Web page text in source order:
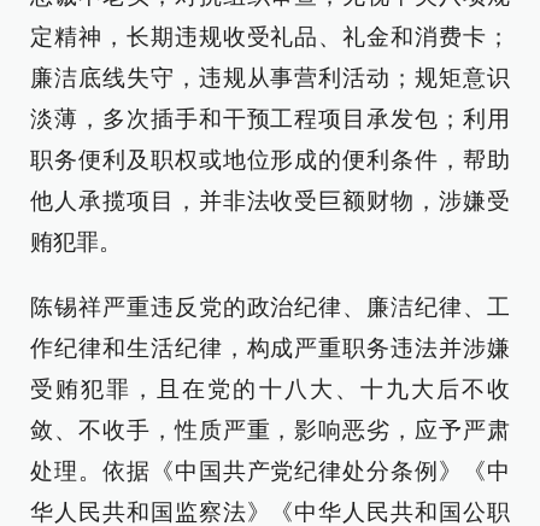
定精神，长期违规收受礼品、礼金和消费卡；
廉洁底线失守，违规从事营利活动；规矩意识
淡薄，多次插手和干预工程项目承发包；利用
职务便利及职权或地位形成的便利条件，帮助
他人承揽项目，并非法收受巨额财物，涉嫌受
贿犯罪。
陈锡祥严重违反党的政治纪律、廉洁纪律、工
作纪律和生活纪律，构成严重职务违法并涉嫌
受贿犯罪，且在党的十八大、十九大后不收
敛、不收手，性质严重，影响恶劣，应予严肃
处理。依据《中国共产党纪律处分条例》《中
华人民共和国监察法》《中华人民共和国公职